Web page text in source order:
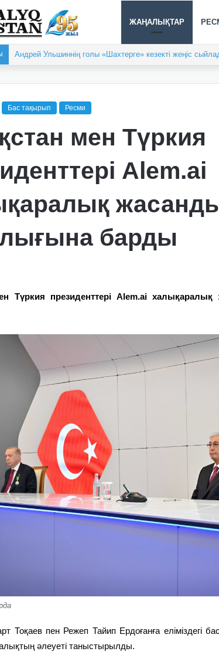
ЖАҢАЛЫҚТАР
Андрей Ульшиннің голы «Шахтерге» кезекті жеңіс
Бас тақырып Ресми
мен Түркия
Alem.ai
барды
Түркия президенттері Alem.ai
Тоқаев пен Режеп Тайип Ердоғанға еліміздегі
әлеуеті таныстырылды.